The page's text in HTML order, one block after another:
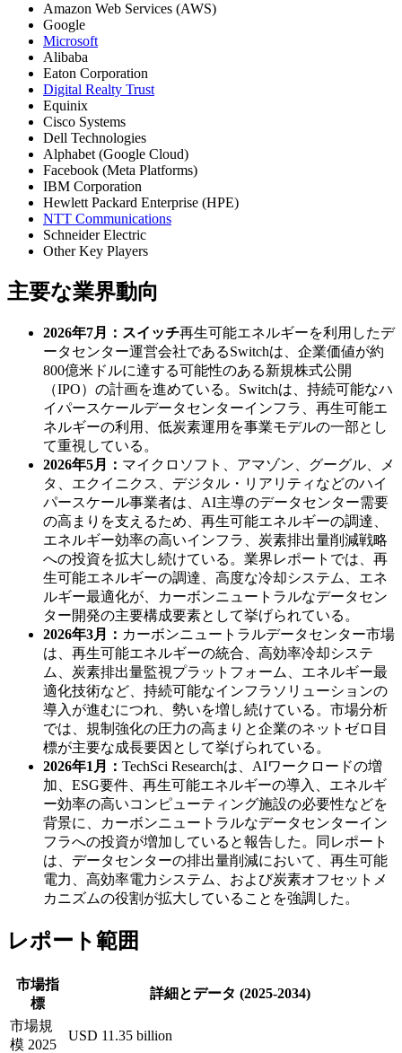
Amazon Web Services (AWS)
Google
Microsoft
Alibaba
Eaton Corporation
Digital Realty Trust
Equinix
Cisco Systems
Dell Technologies
Alphabet (Google Cloud)
Facebook (Meta Platforms)
IBM Corporation
Hewlett Packard Enterprise (HPE)
NTT Communications
Schneider Electric
Other Key Players
主要な業界動向
2026年7月： スイッチ再生可能エネルギーを利用したデ
ータセンター運営会社であるSwitchは、企業価値が約
800億米ドルに達する可能性のある新規株式公開
（IPO）の計画を進めている。Switchは、持続可能なハ
イパースケールデータセンターインフラ、再生可能エ
ネルギーの利用、低炭素運用を事業モデルの一部とし
て重視している。
2026年5月： マイクロソフト、アマゾン、グーグル、メ
タ、エクイニクス、デジタル・リアリティなどのハイ
パースケール事業者は、AI主導のデータセンター需要
の高まりを支えるため、再生可能エネルギーの調達、
エネルギー効率の高いインフラ、炭素排出量削減戦略
への投資を拡大し続けている。業界レポートでは、再
生可能エネルギーの調達、高度な冷却システム、エネ
ルギー最適化が、カーボンニュートラルなデータセン
ター開発の主要構成要素として挙げられている。
2026年3月： カーボンニュートラルデータセンター市場
は、再生可能エネルギーの統合、高効率冷却システ
ム、炭素排出量監視プラットフォーム、エネルギー最
適化技術など、持続可能なインフラソリューションの
導入が進むにつれ、勢いを増し続けている。市場分析
では、規制強化の圧力の高まりと企業のネットゼロ目
標が主要な成長要因として挙げられている。
2026年1月： TechSci Researchは、AIワークロードの増
加、ESG要件、再生可能エネルギーの導入、エネルギ
ー効率の高いコンピューティング施設の必要性などを
背景に、カーボンニュートラルなデータセンターイン
フラへの投資が増加していると報告した。同レポート
は、データセンターの排出量削減において、再生可能
電力、高効率電力システム、および炭素オフセットメ
カニズムの役割が拡大していることを強調した。
レポート範囲
市場指
標
詳細とデータ (2025-2034)
市場規
模 2025
USD 11.35 billion